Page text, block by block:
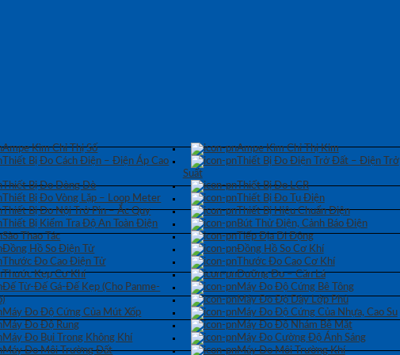
Ampe Kìm Chỉ Thị Số
Ampe Kìm Chỉ Thị Kim
Thiết Bị Đo Cách Điện – Điện Áp Cao
Thiết Bị Đo Điện Trở Đất – Điện Trở
Suất
Thiết Bị Đo Dòng Dò
Thiết Bị Đo LCR
Thiết Bị Đo Vòng Lặp – Loop Meter
Thiết Bị Đo Tụ Điện
Thiết Bị Đo Nội Trở Pin – Ắc Quy
Thiết Bị Hiệu Chuẩn Điện
Thiết Bị Kiểm Tra Độ An Toàn Điện
Bút Thử Điện, Cảnh Báo Điện
Sào Thao Tác
Tiếp Địa Di Động
Đồng Hồ So Điện Tử
Đồng Hồ So Cơ Khí
Thước Đo Cao Điện Tử
Thước Đo Cao Cơ Khí
Thước Kẹp Cơ Khí
Dưỡng Đo – Căn Lá
Đế Từ-Đế Gá-Đế Kẹp (Cho Panme-
Máy Đo Độ Cứng Bê Tông
Máy Đo Độ Dày Lớp Phủ
Máy Đo Độ Cứng Của Mút Xốp
Máy Đo Độ Cứng Của Nhựa, Cao Su
Máy Đo Độ Rung Máy Đo Độ Nhám Bề Mặt
Máy Đo Bụi Trong Không Khí
Máy Đo Cường Độ Ánh Sáng
Máy Đo Môi Trường Đất
Máy Đo Môi Trường Khí